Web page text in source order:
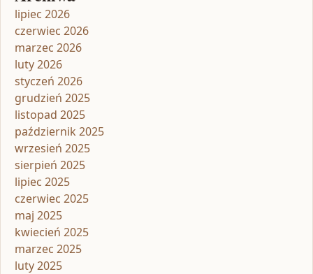
lipiec 2026
czerwiec 2026
marzec 2026
luty 2026
styczeń 2026
grudzień 2025
listopad 2025
październik 2025
wrzesień 2025
sierpień 2025
lipiec 2025
czerwiec 2025
maj 2025
kwiecień 2025
marzec 2025
luty 2025